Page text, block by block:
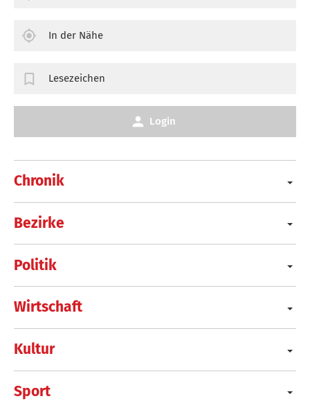
Chronik
Bezirke
Politik
Wirtschaft
Kultur
Sport
In der Nähe
Lesezeichen
Login